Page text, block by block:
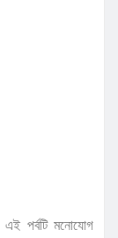
এই পর্বটি মনোযোগ